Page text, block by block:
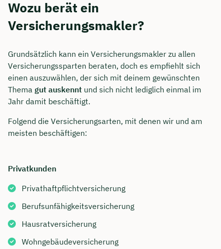
Wozu berät ein
Versicherungsmakler?
Grundsätzlich kann ein Versicherungsmakler zu allen
Versicherungssparten beraten, doch es empfiehlt sich
einen auszuwählen, der sich mit deinem gewünschten
Thema gut auskennt und sich nicht lediglich einmal im
Jahr damit beschäftigt.
Folgend die Versicherungsarten, mit denen wir und am
meisten beschäftigen:
Privatkunden
Privathaftpflichtversicherung
Berufsunfähigkeitsversicherung
Hausratversicherung
Wohngebäudeversicherung